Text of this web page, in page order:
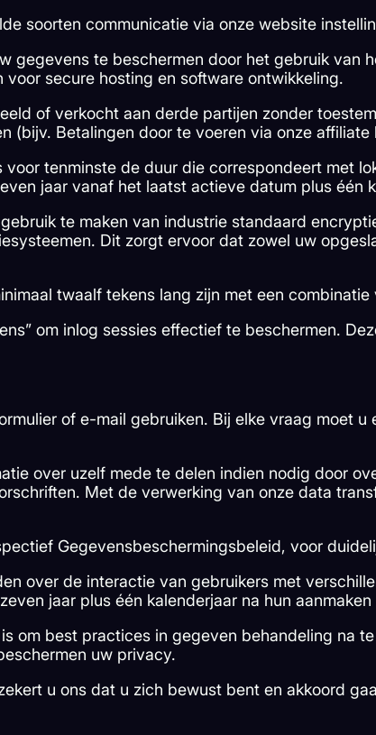
soorten communicatie via onze website
gegevens te beschermen door het gebruik van
secure hosting en software ontwikkeling.
of verkocht aan derde partijen zonder
(bijv. Betalingen door te voeren via onze
tenminste de duur die correspondeert met
jaar vanaf het laatst actieve datum plus één
te maken van industrie standaard
Dit zorgt ervoor dat zowel uw
twaalf tekens lang zijn met een
om inlog sessies effectief te beschermen.
of e-mail gebruiken. Bij elke vraag moet
over uzelf mede te delen indien nodig door
Met de verwerking van onze data
Gegevensbeschermingsbeleid, voor
over de interactie van gebruikers met
jaar plus één kalenderjaar na hun
om best practices in gegeven behandeling na
uw privacy.
u ons dat u zich bewust bent en akkoord